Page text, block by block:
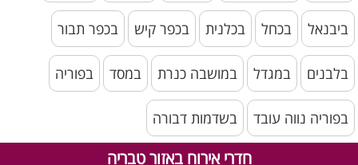
ביבנאל בכחל בכלנית בכפר קיש בכפר תבור
בלבנים במגדל במושבה כנרת במסד בפוריה
בפוריה נווה עובד בשדמות דבורה
חדרי אירוח באזור טבריה